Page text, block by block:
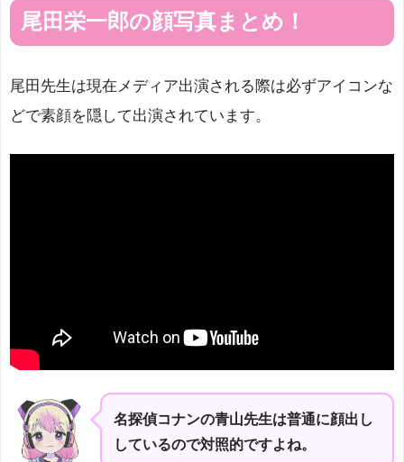
尾田栄一郎の顔写真まとめ！
尾田先生は現在メディア出演される際は必ずアイコンな
どで素顔を隠して出演されています。
名探偵コナンの青山先生は普通に顔出し
しているので対照的ですよね。